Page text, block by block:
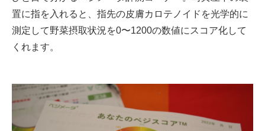
置に指を入れると、指先の皮膚カロテノイドを光学的に
測定して野菜摂取状況を0〜1200の数値にスコア化して
くれます。